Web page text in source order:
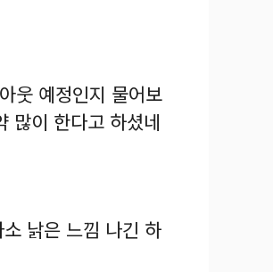
웃 예정인지 물어보
많이 한다고 하셨네
낡은 느낌 나긴 하